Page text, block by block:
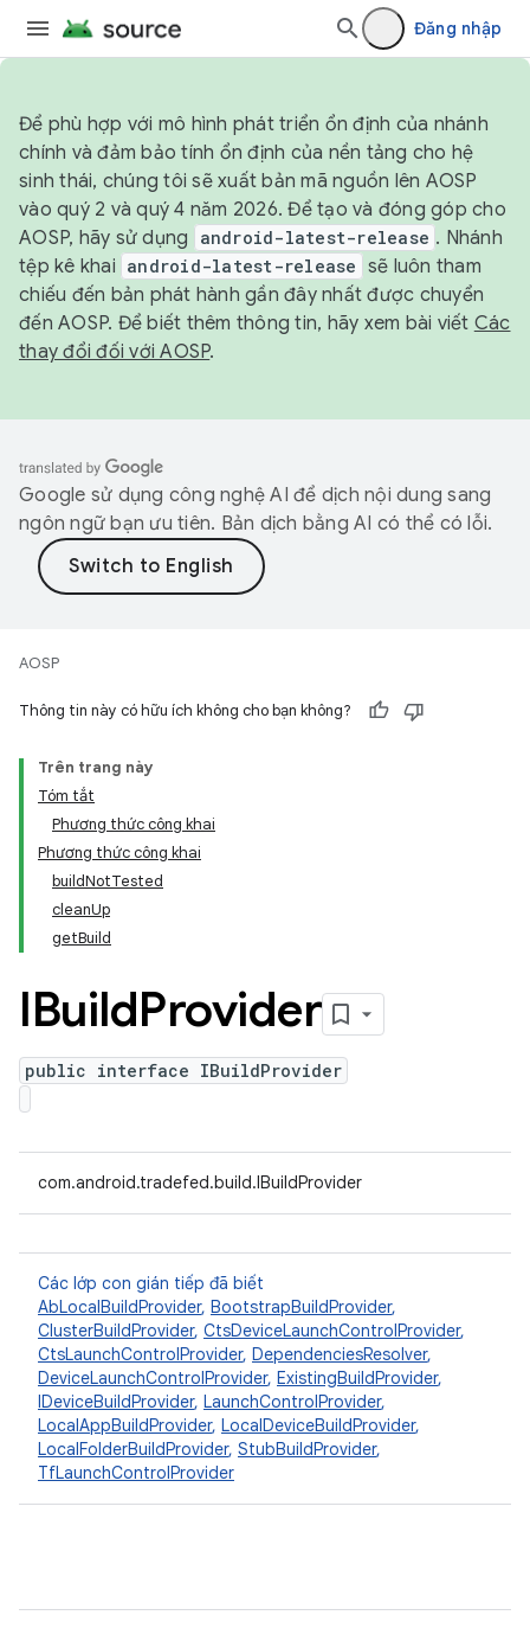
Đăng nhập
Để phù hợp với mô hình phát triển ổn định của nhánh
chính và đảm bảo tính ổn định của nền tảng cho hệ
sinh thái, chúng tôi sẽ xuất bản mã nguồn lên AOSP
vào quý 2 và quý 4 năm 2026. Để tạo và đóng góp cho
AOSP, hãy sử dụng
android-latest-release . Nhánh
tệp kê khai android-latest-release sẽ luôn tham
chiếu đến bản phát hành gần đây nhất được chuyển
đến AOSP. Để biết thêm thông tin, hãy xem bài viết Các
thay đổi đối với AOSP.
Google sử dụng công nghệ AI để dịch nội dung sang
ngôn ngữ bạn ưu tiên. Bản dịch bằng AI có thể có lỗi.
AOSP
Thông tin này có hữu ích không cho bạn không?
Trên trang này
Tóm tắt
Phương thức công khai
Phương thức công khai
buildNotTested
cleanUp
getBuild
IBuildProvider
public interface IBuildProvider
com.android.tradefed.build.IBuildProvider
Các lớp con gián tiếp đã biết
AbLocalBuildProvider, BootstrapBuildProvider,
ClusterBuildProvider, CtsDeviceLaunchControlProvider,
CtsLaunchControlProvider, DependenciesResolver,
DeviceLaunchControlProvider, ExistingBuildProvider,
IDeviceBuildProvider, LaunchControlProvider,
LocalAppBuildProvider, LocalDeviceBuildProvider,
LocalFolderBuildProvider, StubBuildProvider,
TfLaunchControlProvider